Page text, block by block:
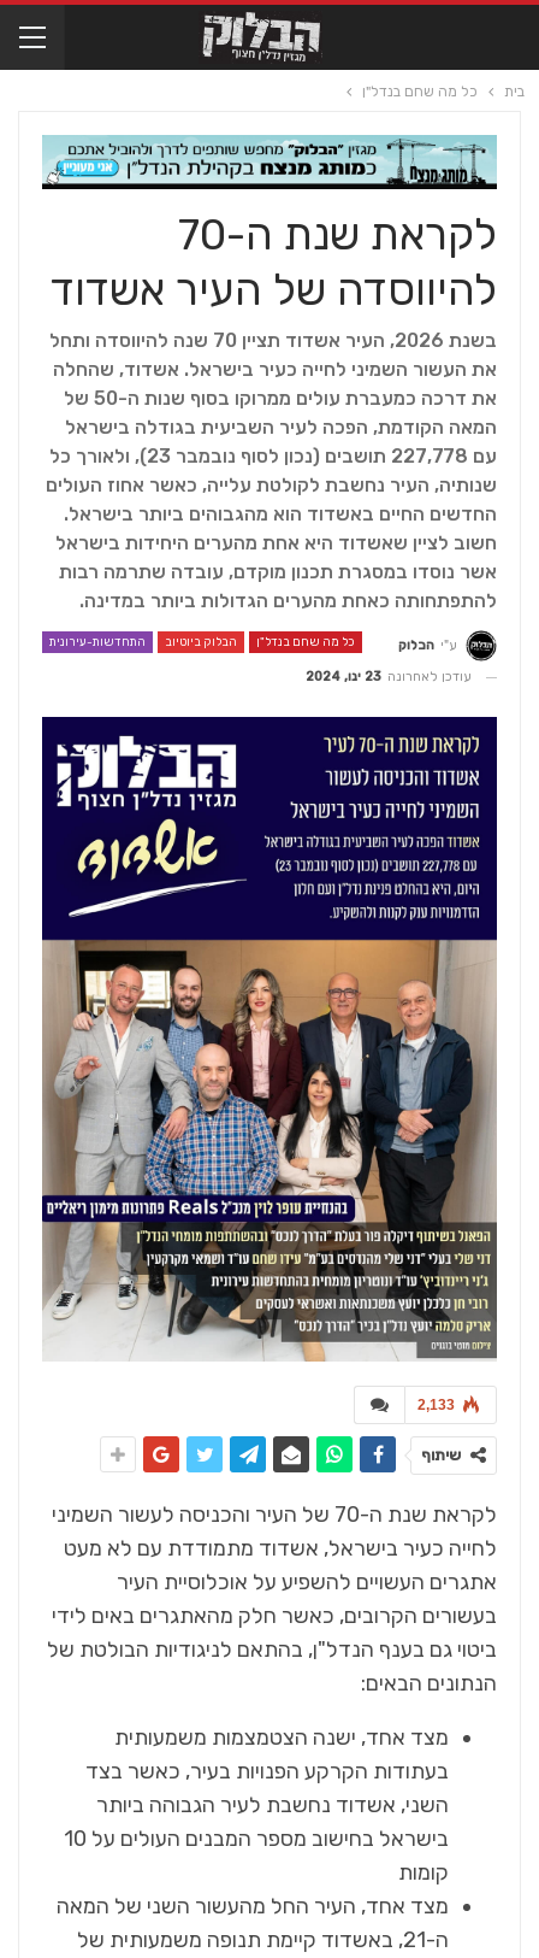
בית כל מה שחם בנדל"ן
לקראת שנת ה-70
להיווסדה של העיר אשדוד
בשנת 2026, העיר אשדוד תציין 70 שנה להיווסדה ותחל
את העשור השמיני לחייה כעיר בישראל. אשדוד, שהחלה
את דרכה כמעברת עולים ממרוקו בסוף שנות ה-50 של
המאה הקודמת, הפכה לעיר השביעית בגודלה בישראל
עם 227,778 תושבים (נכון לסוף נובמבר 23), ולאורך כל
שנותיה, העיר נחשבת לקולטת עלייה, כאשר אחוז העולים
החדשים החיים באשדוד הוא מהגבוהים ביותר בישראל.
חשוב לציין שאשדוד היא אחת מהערים היחידות בישראל
אשר נוסדו במסגרת תכנון מוקדם, עובדה שתרמה רבות
להתפתחותה כאחת מהערים הגדולות ביותר במדינה.
כל מה שחם בנדל"ן הבלוק ביוטיוב התחדשות-עירונית ע"י הבלוק
עודכן לאחרונה 23 ינו, 2024
2,133
שיתוף
לקראת שנת ה-70 של העיר והכניסה לעשור השמיני
לחייה כעיר בישראל, אשדוד מתמודדת עם לא מעט
אתגרים העשויים להשפיע על אוכלוסיית העיר
בעשורים הקרובים, כאשר חלק מהאתגרים באים לידי
ביטוי גם בענף הנדל"ן, בהתאם לניגודיות הבולטת של
הנתונים הבאים:
מצד אחד, ישנה הצטמצמות משמעותית
בעתודות הקרקע הפנויות בעיר, כאשר בצד
השני, אשדוד נחשבת לעיר הגבוהה ביותר
בישראל בחישוב מספר המבנים העולים על 10
קומות
מצד אחד, העיר החל מהעשור השני של המאה
ה-21, באשדוד קיימת תנופה משמעותית של